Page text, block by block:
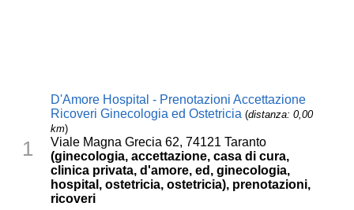
1
D'Amore Hospital - Prenotazioni Accettazione
Ricoveri Ginecologia ed Ostetricia (distanza: 0,00
km)
Viale Magna Grecia 62, 74121 Taranto
(ginecologia, accettazione, casa di cura,
clinica privata, d'amore, ed, ginecologia,
hospital, ostetricia, ostetricia), prenotazioni,
ricoveri